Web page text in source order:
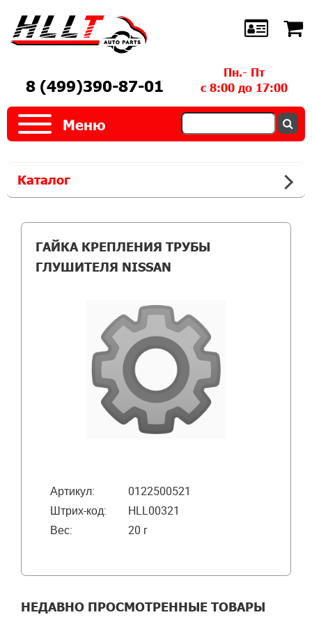
8 (499)390-87-01
Пн.- Пт
с 8:00 до 17:00
Меню
Каталог
ГАЙКА КРЕПЛЕНИЯ ТРУБЫ
ГЛУШИТЕЛЯ NISSAN
Артикул:
0122500521
Штрих-код:
HLL00321
Вес:
20 г
НЕДАВНО ПРОСМОТРЕННЫЕ ТОВАРЫ